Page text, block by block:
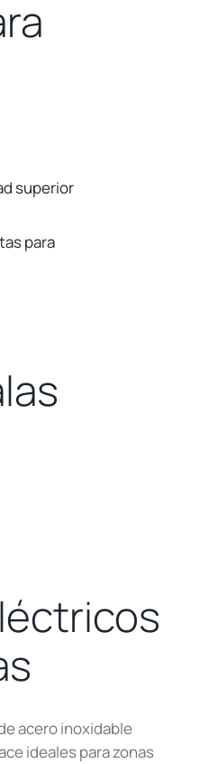
superior
para
acero inoxidable
ideales para zonas